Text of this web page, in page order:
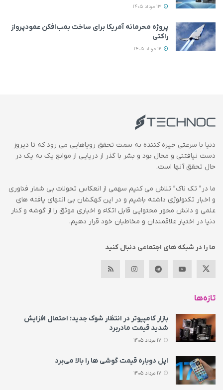
پروژه محرمانه آمریکا برای ساخت بمب‌افکن عمودپرواز
راکتی
دنیا با سرعتی خیره کننده به سمت تحقق رویاهایی می رود که تا دیروز
دست نیافتنی و محال بود و بشر با گذر از دریایی از موانع یک به یک در
حال تحقق آنها است.
ما در” تک ناک” تلاش می کنیم سهمی از انعکاس تحولات بی شمار فناوری
و اخبار تکنولوژی داشته باشیم و در این کهکشان بی انتهای یافته های
علمی و دانش محور محتوایی قابل اتکاء و اخباری موثق را از گوشه و کنار
دنیا در اختیار علاقمندان و مخاطبان خود قرار دهیم.
ما را در شبکه های اجتماعی دنبال کنید
تازه‌ها
بازار کامپیوتر در انتظار شوک جدید؛ احتمال افزایش
شدید قیمت مادربرد
اپل دوباره قیمت‌ گوشی ها را بالا می‌برد